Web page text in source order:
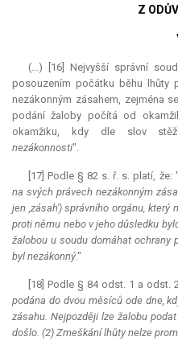
Z
(...) [16] Nejvyšší správní
posouzením počátku běhu lhůty
nezákonným zásahem, zejména
podání žaloby počítá od
okamžiku, kdy dle slov
nezákonnosti".
[17] Podle § 82 s. ř. s. platí, že: "
na svých právech nezákonným
jen ,zásah') správního orgánu, který
proti němu nebo v jeho důsledku
žalobou u soudu domáhat ochrany
byl nezákonný."
[18] Podle § 84 odst. 1 a odst.
podána do dvou měsíců ode dne,
zásahu. Nejpozději lze žalobu
došlo. (2) Zmeškání lhůty nelze